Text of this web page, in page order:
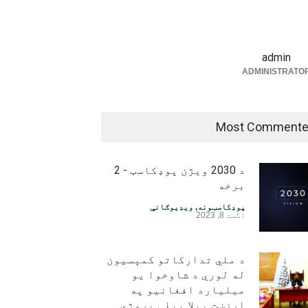
admin
Most
د 2030 ویژن پوډکاسټ - 2
برخه
پوډکاسټونه, ویډیوګانې
اگست 8, 2023
د ملي تدارکاتو کمېسیون
له لوري د شاوخوا یو
میلیارد افغانیو په
ارزښت بېلا بېلې پروژې